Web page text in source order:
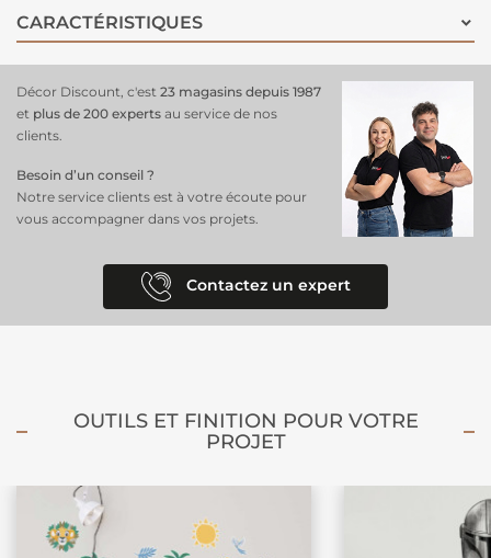
Wars. Pratique et abordable, il
chambre, un salon ou un bureau, offrant unedécorationaudacieuse
est non seulement un clin d'œil à Ahsoka Tano, mais aussi un
symbole de détermination et de force intérieure !
CARACTÉRISTIQUES
Décor Discount, c'est 23 magasins depuis 1987
et plus de 200 experts au service de nos
clients.
Besoin d’un conseil ?
Notre service clients est à votre écoute pour
vous accompagner dans vos projets.
Contactez un expert
OUTILS ET FINITION POUR VOTRE
PROJET